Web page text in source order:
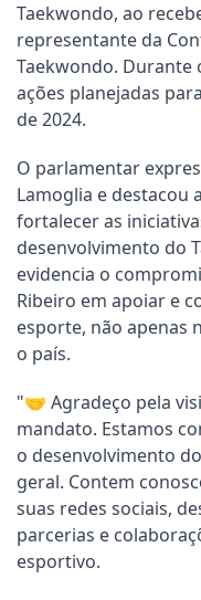
Taekwondo, ao
representante da
Taekwondo. Durante
ações planejadas
de 2024.
O parlamentar
Lamoglia e destacou
fortalecer as
desenvolvimento do
evidencia o
Ribeiro em apoiar e
esporte, não apenas
o país.
"🤝 Agradeço pela
mandato. Estamos
o desenvolvimento
geral. Contem
suas redes sociais,
parcerias e
esportivo.